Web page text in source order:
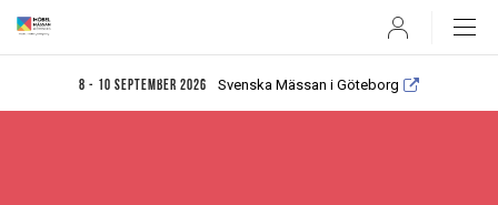
8 - 10 september 2026 Svenska Mässan i Göteborg
User